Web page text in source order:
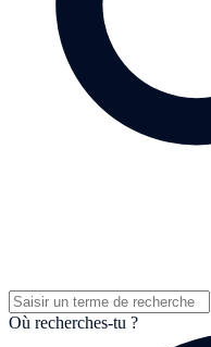
Où recherches-tu ?